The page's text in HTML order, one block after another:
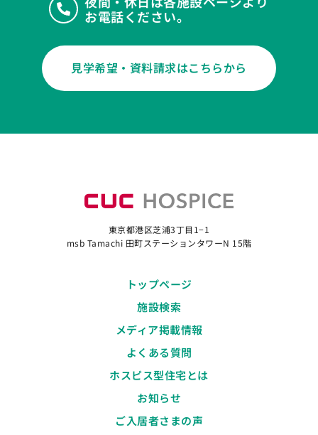
お電話ください。
見学希望・資料請求はこちらから
東京都港区芝浦3丁目1−1
msb Tamachi 田町ステーションタワーN 15階
トップページ
施設検索
メディア掲載情報
よくある質問
ホスピス型住宅とは
お知らせ
ご入居者さまの声